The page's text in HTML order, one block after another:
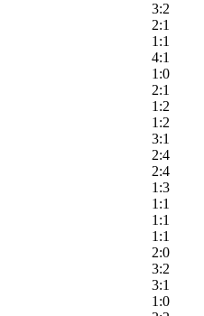
3:2
2:1
1:1
4:1
1:0
2:1
1:2
1:2
3:1
2:4
2:4
1:3
1:1
1:1
1:1
2:0
3:2
3:1
1:0